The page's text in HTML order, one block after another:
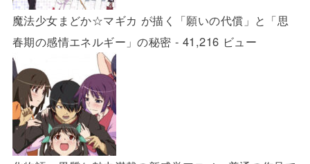
魔法少女まどか☆マギカ が描く「願いの代償」と「思
春期の感情エネルギー」の秘密 - 41,216 ビュー